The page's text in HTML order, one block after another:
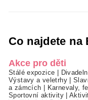
Co najdete na
Akce pro děti
Stálé expozice
Výstavy a veletrhy|
a zámcích
Karnevaly,
Sportovní aktivity|